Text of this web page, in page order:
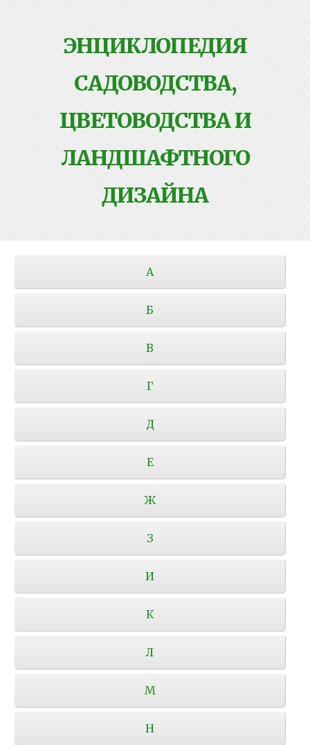
ЭНЦИКЛОПЕДИЯ
САДОВОДСТВА,
ЦВЕТОВОДСТВА И
ЛАНДШАФТНОГО
ДИЗАЙНА
А
Б
В
Г
Д
Е
Ж
З
И
К
Л
М
Н